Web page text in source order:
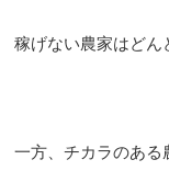
稼げない農家はどん
一方、チカラのある